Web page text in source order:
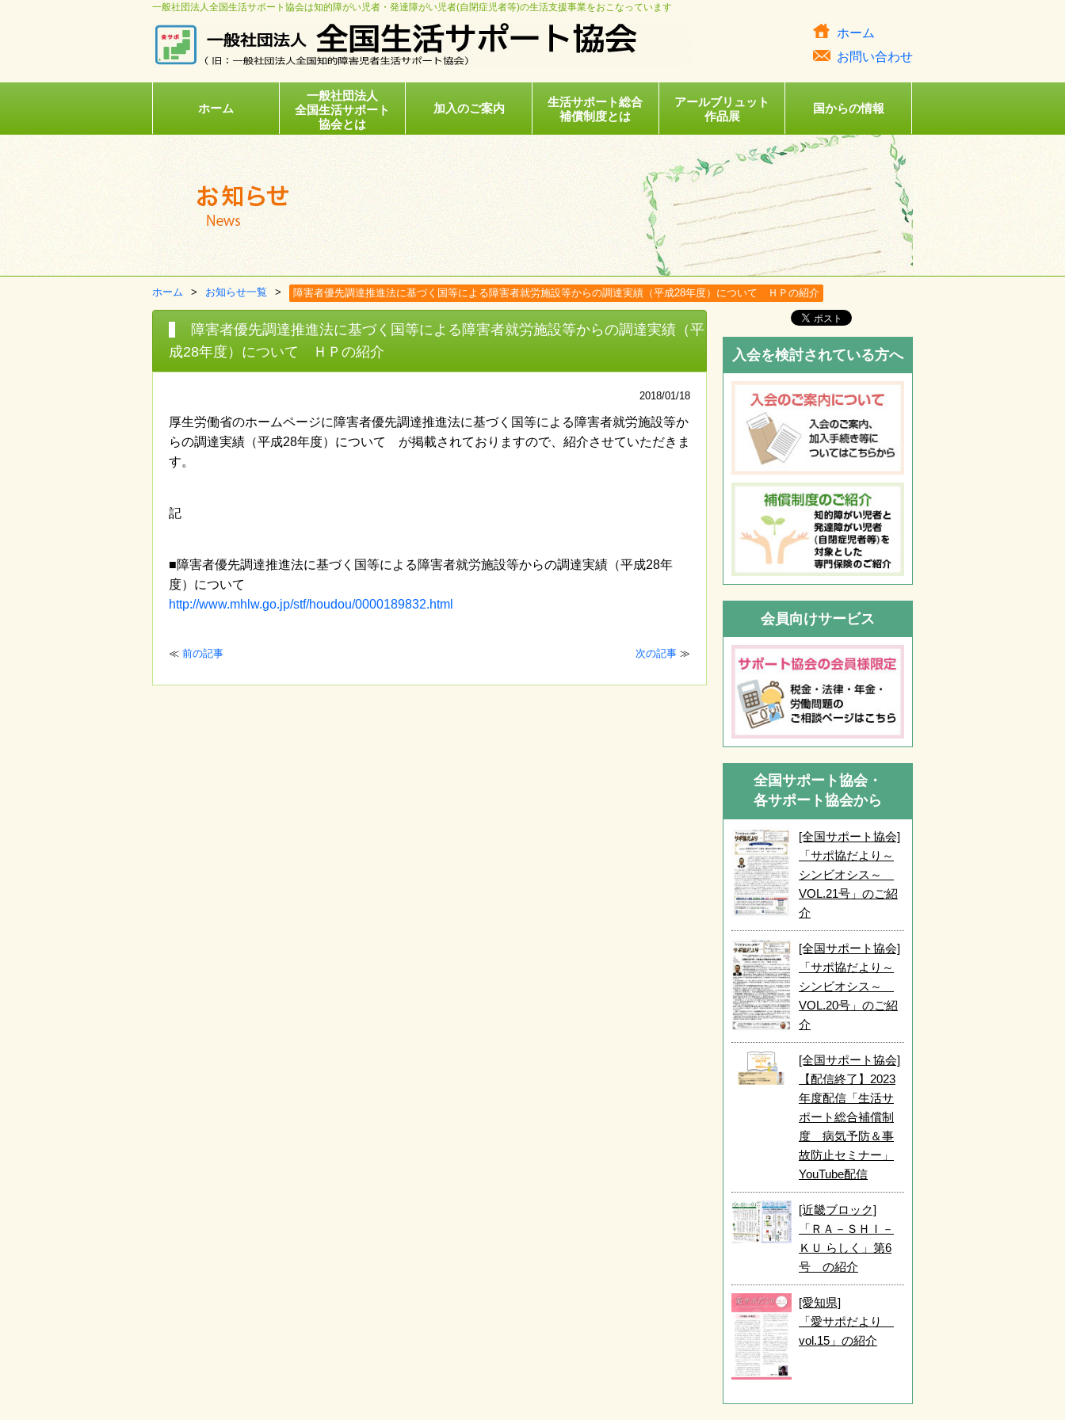
一般社団法人全国生活サポート協会は知的障がい児者・発達障がい児者(自閉症児者等)の生活支援事業をおこなっています
ホーム
お問い合わせ
ホーム
一般社団法人
全国生活サポート
協会とは
加入のご案内
生活サポート総合
補償制度とは
アールブリュット
作品展
国からの情報
ホーム お知らせ一覧 障害者優先調達推進法に基づく国等による障害者就労施設等からの調達実績（平成28年度）について ＨＰの紹介
障害者優先調達推進法に基づく国等による障害者就労施設等からの調達実績（平
成28年度）について ＨＰの紹介
2018/01/18
厚生労働省のホームページに障害者優先調達推進法に基づく国等による障害者就労施設等か
らの調達実績（平成28年度）について が掲載されておりますので、紹介させていただきま
す。
記
■障害者優先調達推進法に基づく国等による障害者就労施設等からの調達実績（平成28年
度）について
http://www.mhlw.go.jp/stf/houdou/0000189832.html
≪ 前の記事 次の記事 ≫
入会を検討されている方へ
会員向けサービス
全国サポート協会・
各サポート協会から
[全国サポート協会]
「サポ協だより～
シンビオシス～
VOL.21号」のご紹
介
[全国サポート協会]
「サポ協だより～
シンビオシス～
VOL.20号」のご紹
介
[全国サポート協会]
【配信終了】2023
年度配信「生活サ
ポート総合補償制
度 病気予防＆事
故防止セミナー」
YouTube配信
[近畿ブロック]
「ＲＡ－ＳＨＩ－
ＫＵ らしく」第6
号 の紹介
[愛知県]
「愛サポだより
vol.15」の紹介